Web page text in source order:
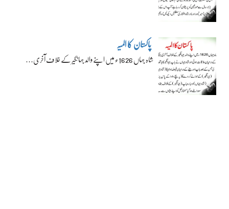
پاکستان کا المیہ
شاہ جہاں 1626ء میں اپنے والد جہانگیر کے خلاف آخری…